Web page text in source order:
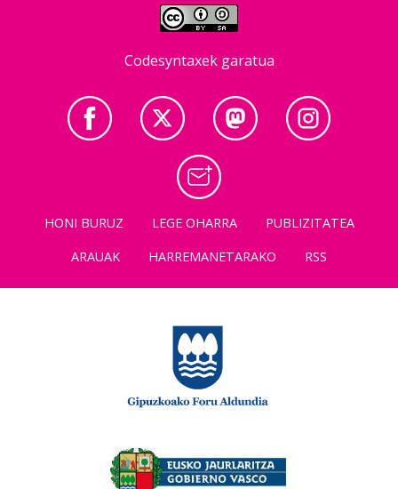
Codesyntaxek garatua
HONI BURUZ LEGE OHARRA
PUBLIZITATEA
ARAUAK
HARREMANETARAKO RSS